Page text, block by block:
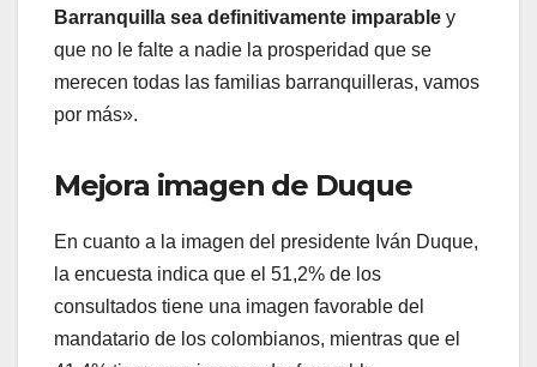
Barranquilla sea definitivamente imparable y
que no le falte a nadie la prosperidad que se
merecen todas las familias barranquilleras, vamos
por más».
Mejora imagen de Duque
En cuanto a la imagen del presidente Iván Duque,
la encuesta indica que el 51,2% de los
consultados tiene una imagen favorable del
mandatario de los colombianos, mientras que el